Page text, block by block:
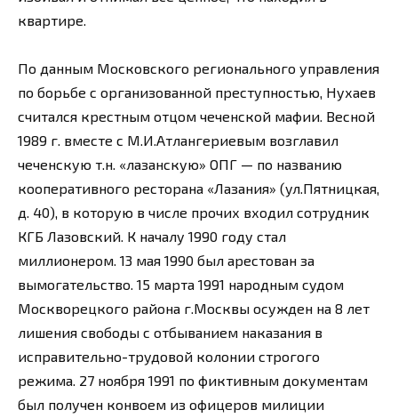
квартире.
По данным Московского регионального управления
по борьбе с организованной преступностью, Нухаев
считался крестным отцом чеченской мафии. Весной
1989 г. вместе с М.И.Атлангериевым возглавил
чеченскую т.н. «лазанскую» ОПГ — по названию
кооперативного ресторана «Лазания» (ул.Пятницкая,
д. 40), в которую в числе прочих входил сотрудник
КГБ Лазовский. К началу 1990 году стал
миллионером. 13 мая 1990 был арестован за
вымогательство. 15 марта 1991 народным судом
Москворецкого района г.Москвы осужден на 8 лет
лишения свободы с отбыванием наказания в
исправительно-трудовой колонии строгого
режима. 27 ноября 1991 по фиктивным документам
был получен конвоем из офицеров милиции